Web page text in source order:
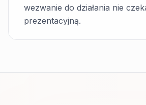
wezwanie do działania nie
prezentacyjną.